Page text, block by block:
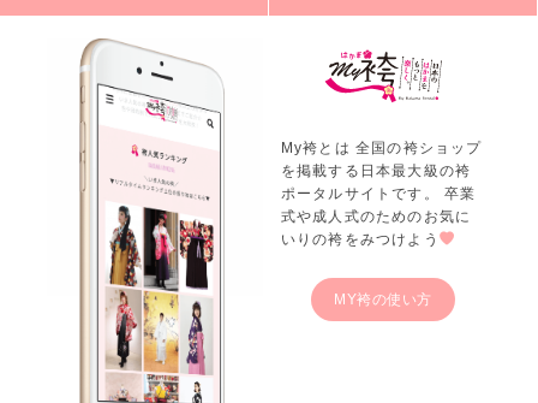
My袴とは 全国の袴ショップ
を掲載する日本最大級の袴
ポータルサイトです。 卒業
式や成人式のためのお気に
いりの袴をみつけよう
MY袴の使い方